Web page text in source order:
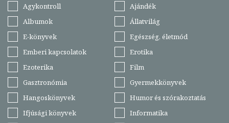
Agykontroll
Ajándék
Albumok
Állatvilág
E-könyvek
Egészség, életmód
Emberi kapcsolatok
Erotika
Ezoterika
Film
Gasztronómia
Gyermekkönyvek
Hangoskönyvek
Humor és szórakoztatás
Ifjúsági könyvek
Informatika